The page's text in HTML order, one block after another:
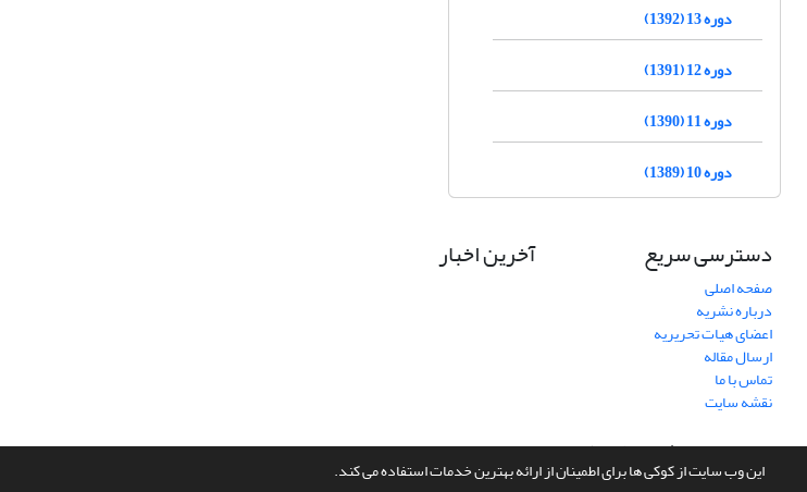
این وب سایت از کوکی ها برای اطمینان از ارائه بهترین خدمات استفاده می کند.
دوره 13 (1392)
دوره 12 (1391)
دوره 11 (1390)
دوره 10 (1389)
دسترسی سریع
صفحه اصلی
درباره نشریه
اعضای هیات تحریریه
ارسال مقاله
تماس با ما
نقشه سایت
آخرین اخبار
سامانه مدیریت نشریات علمی.طراحی و پیاده سازی ازسیناوب